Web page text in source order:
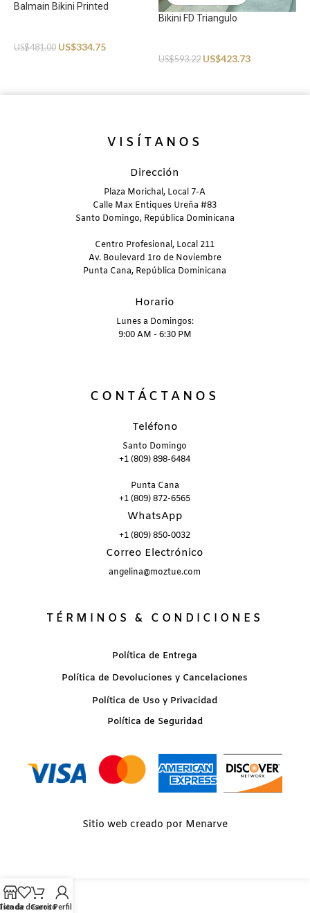
Balmain Bikini Printed
US$481.00 US$334.75
Bikini FD Triangulo
US$593.22 US$423.73
VISÍTANOS
Dirección
Plaza Morichal, Local 7-A
Calle Max Entiques Ureña #83
Santo Domingo, República Dominicana
Centro Profesional, Local 211
Av. Boulevard 1ro de Noviembre
Punta Cana, República Dominicana
Horario
Lunes a Domingos:
9:00 AM - 6:30 PM
CONTÁCTANOS
Teléfono
Santo Domingo
+1 (809) 898-6484
Punta Cana
+1 (809) 872-6565
WhatsApp
+1 (809) 850-0032
Correo Electrónico
angelina@moztue.com
TÉRMINOS & CONDICIONES
Política de Entrega
Política de Devoluciones y Cancelaciones
Política de Uso y Privacidad
Política de Seguridad
Sitio web creado por Menarve
de deseos
CarritoPerfil